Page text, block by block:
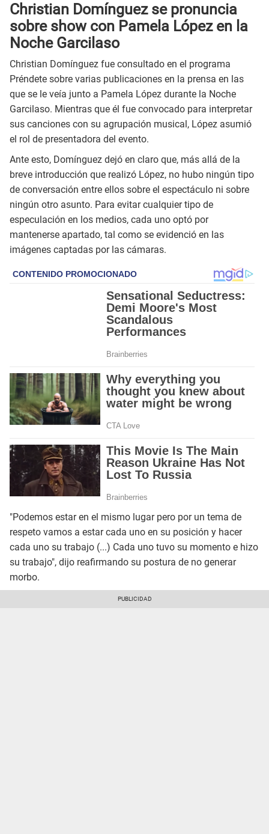
Christian Domínguez se pronuncia
sobre show con Pamela López en la
Noche Garcilaso
Christian Domínguez fue consultado en el programa
Préndete sobre varias publicaciones en la prensa en las
que se le veía junto a Pamela López durante la Noche
Garcilaso. Mientras que él fue convocado para interpretar
sus canciones con su agrupación musical, López asumió
el rol de presentadora del evento.
Ante esto, Domínguez dejó en claro que, más allá de la
breve introducción que realizó López, no hubo ningún tipo
de conversación entre ellos sobre el espectáculo ni sobre
ningún otro asunto. Para evitar cualquier tipo de
especulación en los medios, cada uno optó por
mantenerse apartado, tal como se evidenció en las
imágenes captadas por las cámaras.
"Podemos estar en el mismo lugar pero por un tema de
respeto vamos a estar cada uno en su posición y hacer
cada uno su trabajo (...) Cada uno tuvo su momento e hizo
su trabajo", dijo reafirmando su postura de no generar
morbo.